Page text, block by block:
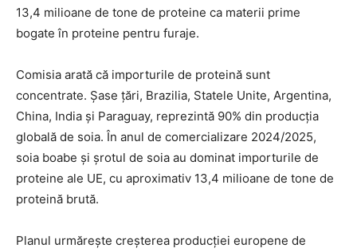
13,4 milioane de tone de proteine ca materii prime
bogate în proteine pentru furaje.
Comisia arată că importurile de proteină sunt
concentrate. Șase țări, Brazilia, Statele Unite, Argentina,
China, India și Paraguay, reprezintă 90% din producția
globală de soia. În anul de comercializare 2024/2025,
soia boabe și șrotul de soia au dominat importurile de
proteine ale UE, cu aproximativ 13,4 milioane de tone de
proteină brută.
Planul urmărește creșterea producției europene de